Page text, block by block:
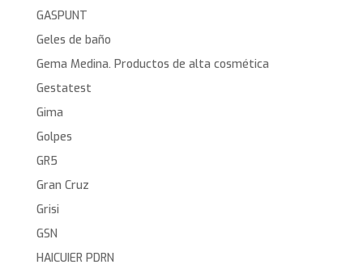
GASPUNT
Geles de baño
Gema Medina. Productos de alta cosmética
Gestatest
Gima
Golpes
GR5
Gran Cruz
Grisi
GSN
HAICUIER PDRN